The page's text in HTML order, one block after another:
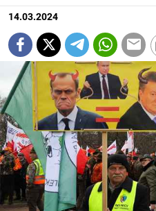
14.03.2024